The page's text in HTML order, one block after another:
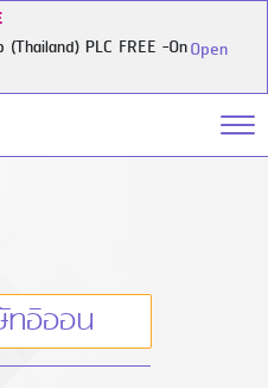
(Thailand) PLC FREE -OnOpen
อิออน